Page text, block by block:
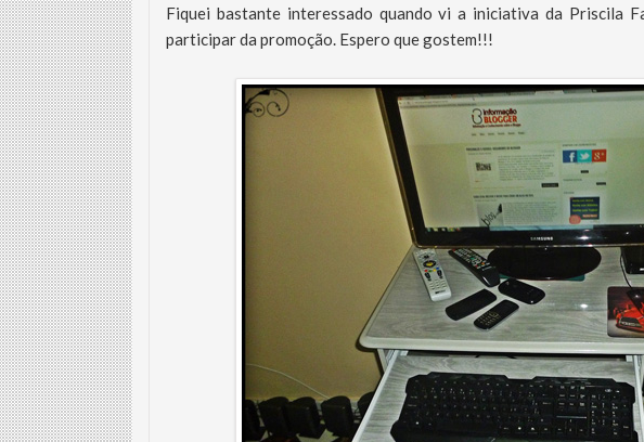
Fiquei bastante interessado quando vi a iniciativa da Priscila
participar da promoção. Espero que gostem!!!